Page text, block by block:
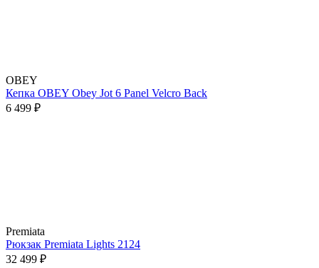
OBEY
Кепка OBEY Obey Jot 6 Panel Velcro Back
6 499 ₽
Premiata
Рюкзак Premiata Lights 2124
32 499 ₽